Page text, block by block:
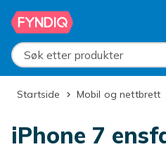
Hopp til hovedinnhold
Søk etter produkter
Startside Mobil og nettbrett
iPhone 7